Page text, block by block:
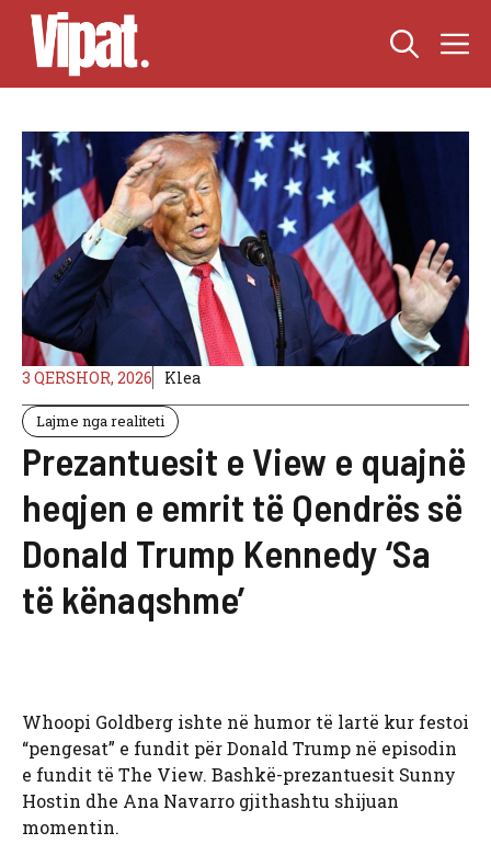
Skip
content
3 QERSHOR, 2026 Klea
Lajme nga realiteti
Prezantuesit e View e quajnë
heqjen e emrit të Qendrës së
Donald Trump Kennedy ‘Sa
të kënaqshme’
Whoopi Goldberg ishte në humor të lartë kur festoi
“pengesat” e fundit për Donald Trump në episodin
e fundit të The View. Bashkë-prezantuesit Sunny
Hostin dhe Ana Navarro gjithashtu shijuan
momentin.